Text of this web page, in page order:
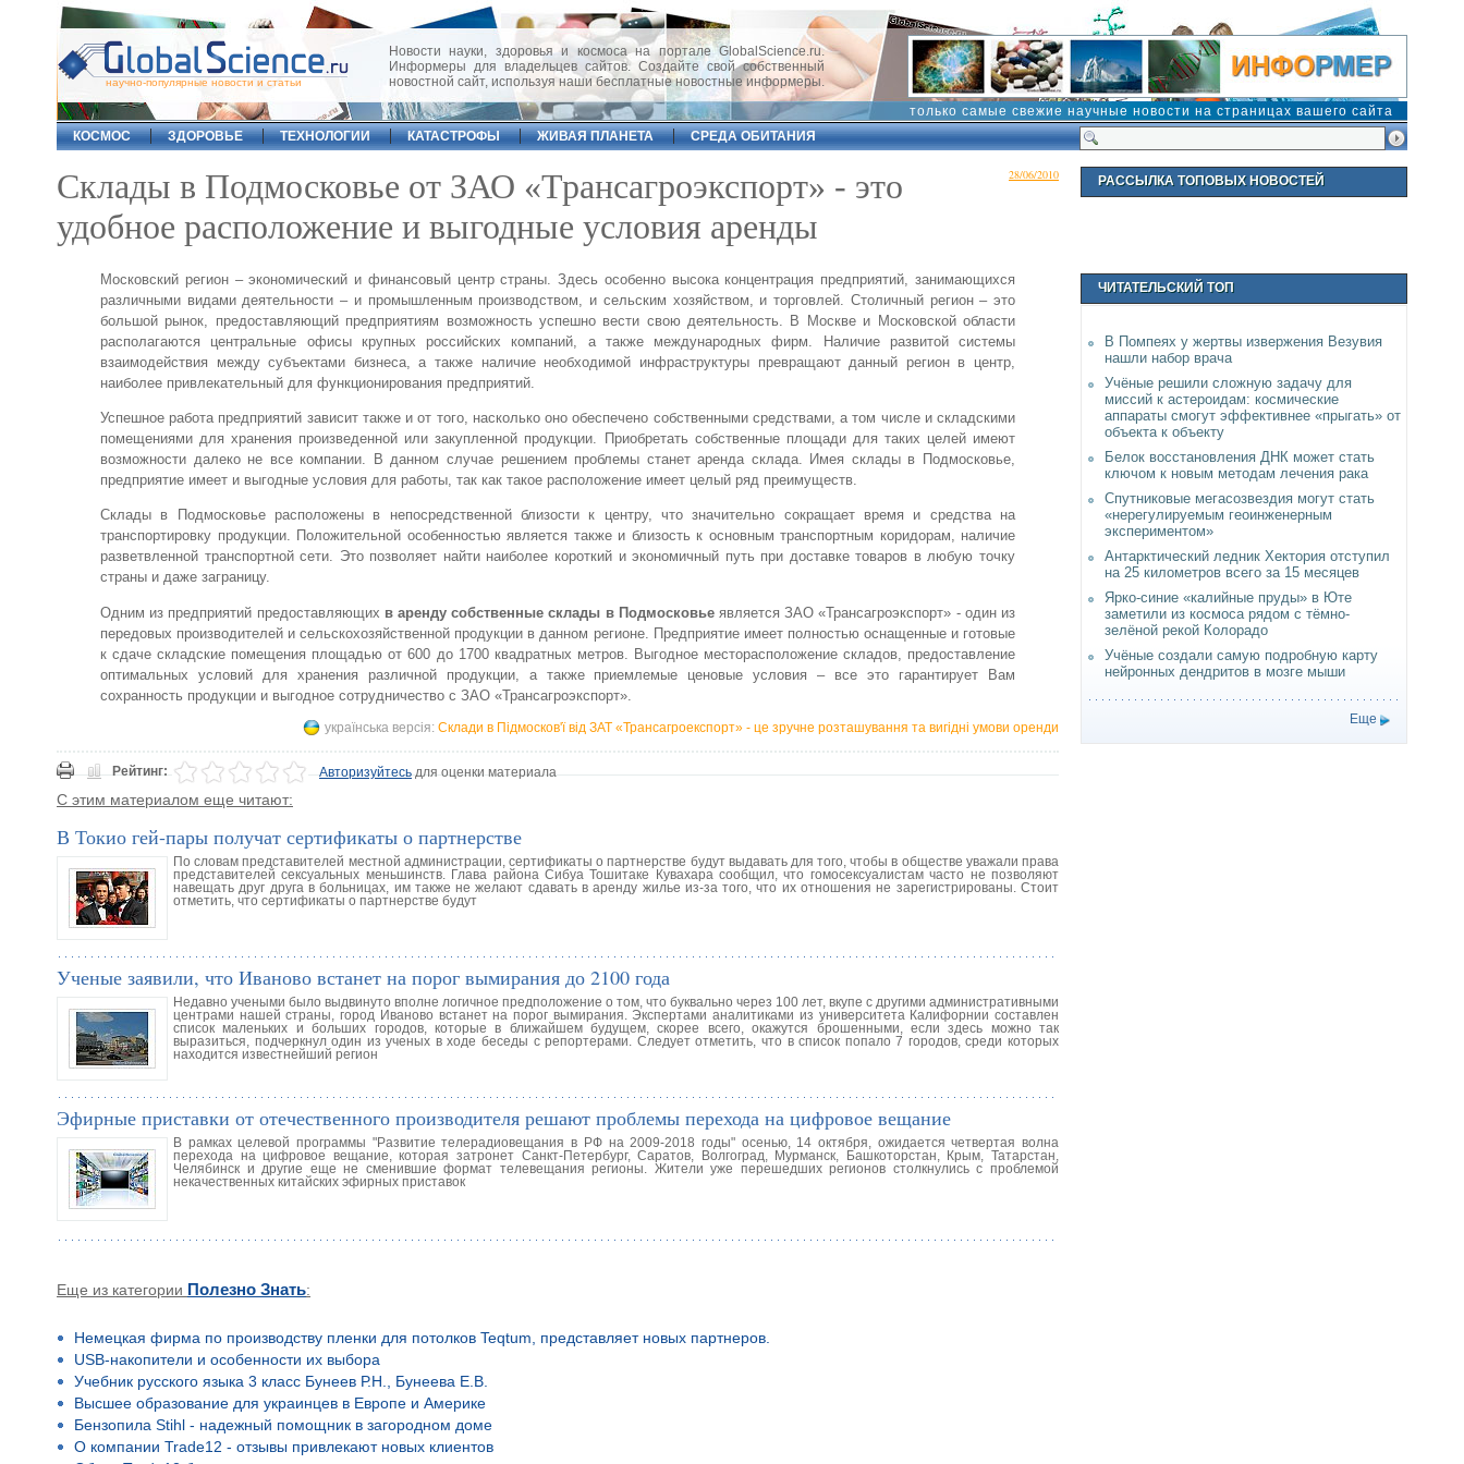
научно-популярные новости и статьи
Новости науки, здоровья и космоса на портале GlobalScience.ru.
Информеры для владельцев сайтов. Создайте свой собственный
новостной сайт, используя наши бесплатные новостные информеры.
только самые свежие научные новости на страницах вашего сайта
КОСМОС
ЗДОРОВЬЕ ТЕХНОЛОГИИ КАТАСТРОФЫ ЖИВАЯ ПЛАНЕТА СРЕДА ОБИТАНИЯ
28/06/2010
Склады в Подмосковье от ЗАО «Трансагроэкспорт» - это
удобное расположение и выгодные условия аренды
Московский регион – экономический и финансовый центр страны. Здесь особенно высока концентрация предприятий, занимающихся
различными видами деятельности – и промышленным производством, и сельским хозяйством, и торговлей. Столичный регион – это
большой рынок, предоставляющий предприятиям возможность успешно вести свою деятельность. В Москве и Московской области
располагаются центральные офисы крупных российских компаний, а также международных фирм. Наличие развитой системы
взаимодействия между субъектами бизнеса, а также наличие необходимой инфраструктуры превращают данный регион в центр,
наиболее привлекательный для функционирования предприятий.
Успешное работа предприятий зависит также и от того, насколько оно обеспечено собственными средствами, а том числе и складскими
помещениями для хранения произведенной или закупленной продукции. Приобретать собственные площади для таких целей имеют
возможности далеко не все компании. В данном случае решением проблемы станет аренда склада. Имея склады в Подмосковье,
предприятие имеет и выгодные условия для работы, так как такое расположение имеет целый ряд преимуществ.
Склады в Подмосковье расположены в непосредственной близости к центру, что значительно сокращает время и средства на
транспортировку продукции. Положительной особенностью является также и близость к основным транспортным коридорам, наличие
разветвленной транспортной сети. Это позволяет найти наиболее короткий и экономичный путь при доставке товаров в любую точку
страны и даже заграницу.
Одним из предприятий предоставляющих в аренду собственные склады в Подмосковьеявляется ЗАО «Трансагроэкспорт» - один из
передовых производителей и сельскохозяйственной продукции в данном регионе. Предприятие имеет полностью оснащенные и готовые
к сдаче складские помещения площадью от 600 до 1700 квадратных метров. Выгодное месторасположение складов, предоставление
оптимальных условий для хранения различной продукции, а также приемлемые ценовые условия – все это гарантирует Вам
сохранность продукции и выгодное сотрудничество с ЗАО «Трансагроэкспорт».
українська версія: Склади в Підмосков'ї від ЗАТ «Трансагроекспорт» - це зручне розташування та вигідні умови оренди
Рейтинг: Авторизуйтесьдля оценки материала
С этим материалом еще читают:
В Токио гей-пары получат сертификаты о партнерстве
По словам представителей местной администрации, сертификаты о партнерстве будут выдавать для того, чтобы в обществе уважали права
представителей сексуальных меньшинств. Глава района Сибуа Тошитаке Кувахара сообщил, что гомосексуалистам часто не позволяют
навещать друг друга в больницах, им также не желают сдавать в аренду жилье из-за того, что их отношения не зарегистрированы. Стоит
отметить, что сертификаты о партнерстве будут
Ученые заявили, что Иваново встанет на порог вымирания до 2100 года
Недавно учеными было выдвинуто вполне логичное предположение о том, что буквально через 100 лет, вкупе с другими административными
центрами нашей страны, город Иваново встанет на порог вымирания. Экспертами аналитиками из университета Калифорнии составлен
список маленьких и больших городов, которые в ближайшем будущем, скорее всего, окажутся брошенными, если здесь можно так
выразиться, подчеркнул один из ученых в ходе беседы с репортерами. Следует отметить, что в список попало 7 городов, среди которых
находится известнейший регион
Эфирные приставки от отечественного производителя решают проблемы перехода на цифровое вещание
В рамках целевой программы "Развитие телерадиовещания в РФ на 2009-2018 годы" осенью, 14 октября, ожидается четвертая волна
перехода на цифровое вещание, которая затронет Санкт-Петербург, Саратов, Волгоград, Мурманск, Башкоторстан, Крым, Татарстан,
Челябинск и другие еще не сменившие формат телевещания регионы. Жители уже перешедших регионов столкнулись с проблемой
некачественных китайских эфирных приставок
Еще из категории Полезно Знать:
Немецкая фирма по производству пленки для потолков Teqtum, представляет новых партнеров.
USB-накопители и особенности их выбора
Учебник русского языка 3 класс Бунеев Р.Н., Бунеева Е.В.
Высшее образование для украинцев в Европе и Америке
Бензопила Stihl - надежный помощник в загородном доме
О компании Trade12 - отзывы привлекают новых клиентов
РАССЫЛКА ТОПОВЫХ НОВОСТЕЙ
ЧИТАТЕЛЬСКИЙ ТОП
В Помпеях у жертвы извержения Везувия
нашли набор врача
Учёные решили сложную задачу для
миссий к астероидам: космические
аппараты смогут эффективнее «прыгать» от
объекта к объекту
Белок восстановления ДНК может стать
ключом к новым методам лечения рака
Спутниковые мегасозвездия могут стать
«нерегулируемым геоинженерным
экспериментом»
Антарктический ледник Хектория отступил
на 25 километров всего за 15 месяцев
Ярко-синие «калийные пруды» в Юте
заметили из космоса рядом с тёмно-
зелёной рекой Колорадо
Учёные создали самую подробную карту
нейронных дендритов в мозге мыши
Еще